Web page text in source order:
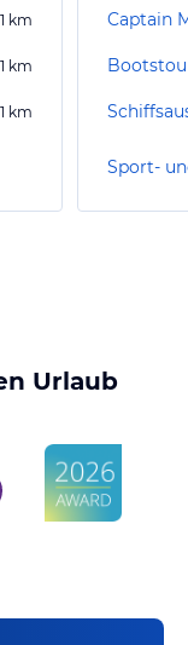
km
km
km
Captain
Sport-
Urlaub